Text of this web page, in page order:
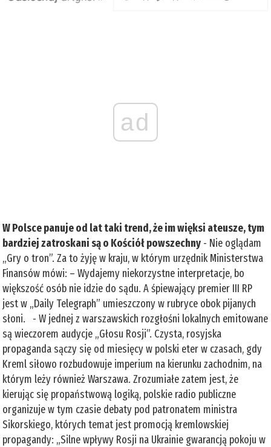
ad
W Polsce panuje od lat taki trend, że im więksi ateusze, tym
bardziej zatroskani są o Kościół powszechny - Nie oglądam
„Gry o tron”. Za to żyję w kraju, w którym urzędnik Ministerstwa
Finansów mówi: – Wydajemy niekorzystne interpretacje, bo
większość osób nie idzie do sądu. A śpiewający premier III RP
jest w „Daily Telegraph” umieszczony w rubryce obok pijanych
słoni. - W jednej z warszawskich rozgłośni lokalnych emitowane
są wieczorem audycje „Głosu Rosji”. Czysta, rosyjska
propaganda sączy się od miesięcy w polski eter w czasach, gdy
Kreml siłowo rozbudowuje imperium na kierunku zachodnim, na
którym leży również Warszawa. Zrozumiałe zatem jest, że
kierując się propaństwową logiką, polskie radio publiczne
organizuje w tym czasie debaty pod patronatem ministra
Sikorskiego, których temat jest promocją kremlowskiej
propagandy: „Silne wpływy Rosji na Ukrainie gwarancją pokoju w